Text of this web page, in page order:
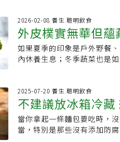
2026-02-08 養生.聰明飲食
外皮樸實無華但
季寶藏蔬菜
如果夏季的印象是戶外野餐
內休養生息；冬季蔬菜也是
具結節球莖，頂部長著綠葉
到。大頭菜帶有蘿蔔的辛辣
過準備工作可能有點費工，
菜，或者用葉子製作獨特的
刺鼻生澀的味道。雖然外皮
2025-07-20 養生.聰明飲食
不建議放冰箱冷
一起存放
當你拿起一條麵包要吃時，
當，特別是那些沒有添加防